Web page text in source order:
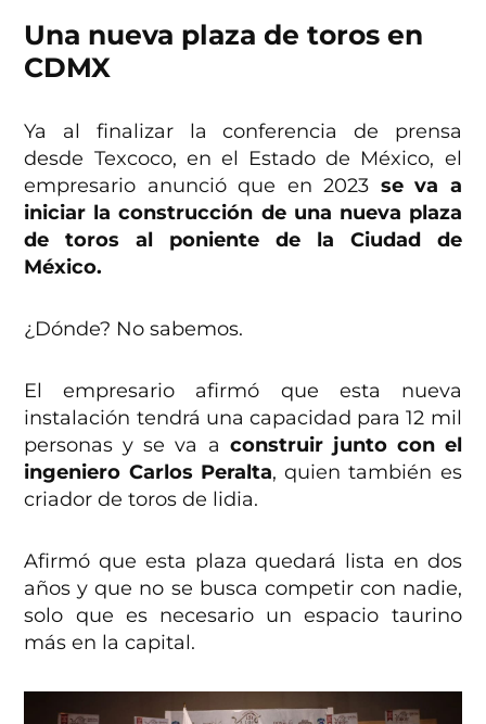
Una nueva plaza de toros en
CDMX
Ya al finalizar la conferencia de prensa
desde Texcoco, en el Estado de México, el
empresario anunció que en 2023 se va a
iniciar la construcción de una nueva plaza
de toros al poniente de la Ciudad de
México.
¿Dónde? No sabemos.
El empresario afirmó que esta nueva
instalación tendrá una capacidad para 12 mil
personas y se va a construir junto con el
ingeniero Carlos Peralta, quien también es
criador de toros de lidia.
Afirmó que esta plaza quedará lista en dos
años y que no se busca competir con nadie,
solo que es necesario un espacio taurino
más en la capital.